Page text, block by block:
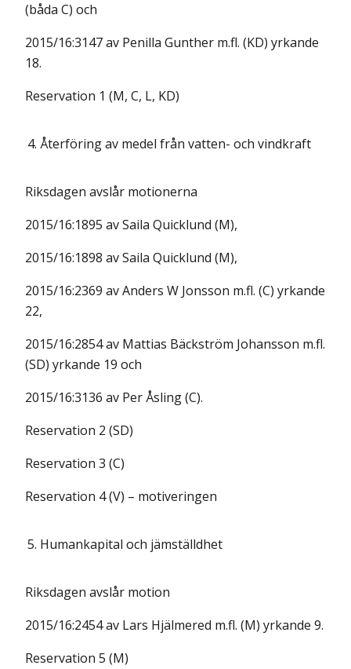
(båda C) och
2015/16:3147 av Penilla Gunther m.fl. (KD) yrkande
18.
Reservation 1 (M, C, L, KD)
4. Återföring av medel från vatten- och vindkraft
Riksdagen avslår motionerna
2015/16:1895 av Saila Quicklund (M),
2015/16:1898 av Saila Quicklund (M),
2015/16:2369 av Anders W Jonsson m.fl. (C) yrkande
22,
2015/16:2854 av Mattias Bäckström Johansson m.fl.
(SD) yrkande 19 och
2015/16:3136 av Per Åsling (C).
Reservation 2 (SD)
Reservation 3 (C)
Reservation 4 (V) – motiveringen
5. Humankapital och jämställdhet
Riksdagen avslår motion
2015/16:2454 av Lars Hjälmered m.fl. (M) yrkande 9.
Reservation 5 (M)